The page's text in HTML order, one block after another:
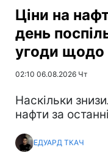
Ціни на
день
угоди щодо
02:10 06.08.2026 Чт
Наскільки
нафти за
ЕДУАРД ТКАЧ